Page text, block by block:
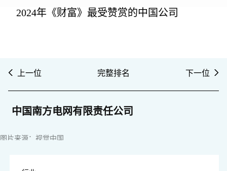
2024年《财富》最受赞赏的中国公司
上一位 完整排名 下一位
中国南方电网有限责任公司
图片来源：视觉中国